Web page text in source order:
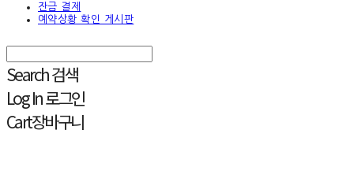
잔금 결제
예약상황 확인 게시판
Search검색
Log In로그인
Cart장바구니